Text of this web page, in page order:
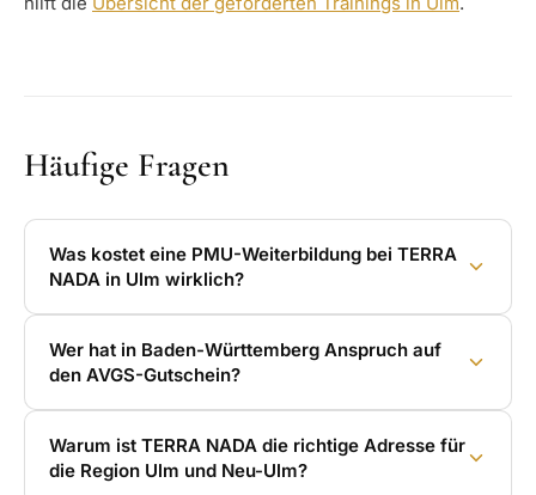
Häufige Fragen
Was kostet eine PMU-Weiterbildung bei TERRA
NADA in Ulm wirklich?
Wer hat in Baden-Württemberg Anspruch auf
den AVGS-Gutschein?
Warum ist TERRA NADA die richtige Adresse für
die Region Ulm und Neu-Ulm?